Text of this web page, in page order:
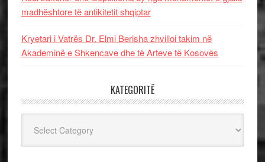
madhështore të antikitetit shqiptar
Kryetari i Vatrës Dr. Elmi Berisha zhvilloi takim në
Akademinë e Shkencave dhe të Arteve të Kosovës
KATEGORITË